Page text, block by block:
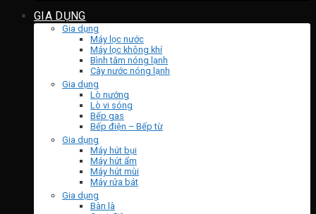
GIA DỤNG
Gia dụng
Máy lọc nước
Máy lọc không khí
Bình tắm nóng lạnh
Cây nước nóng lạnh
Gia dụng
Lò nướng
Lò vi sóng
Bếp gas
Bếp điện – Bếp từ
Gia dụng
Máy hút bụi
Máy hút ẩm
Máy hút mùi
Máy rửa bát
Gia dụng
Bàn là